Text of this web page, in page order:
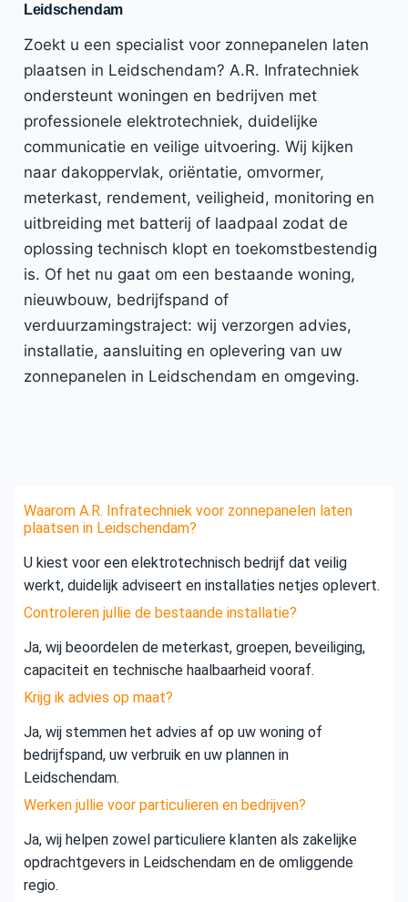
Leidschendam
Zoekt u een specialist voor zonnepanelen laten
plaatsen in Leidschendam? A.R. Infratechniek
ondersteunt woningen en bedrijven met
professionele elektrotechniek, duidelijke
communicatie en veilige uitvoering. Wij kijken
naar dakoppervlak, oriëntatie, omvormer,
meterkast, rendement, veiligheid, monitoring en
uitbreiding met batterij of laadpaal zodat de
oplossing technisch klopt en toekomstbestendig
is. Of het nu gaat om een bestaande woning,
nieuwbouw, bedrijfspand of
verduurzamingstraject: wij verzorgen advies,
installatie, aansluiting en oplevering van uw
zonnepanelen in Leidschendam en omgeving.
Waarom A.R. Infratechniek voor zonnepanelen laten
plaatsen in Leidschendam?
U kiest voor een elektrotechnisch bedrijf dat veilig
werkt, duidelijk adviseert en installaties netjes oplevert.
Controleren jullie de bestaande installatie?
Ja, wij beoordelen de meterkast, groepen, beveiliging,
capaciteit en technische haalbaarheid vooraf.
Krijg ik advies op maat?
Ja, wij stemmen het advies af op uw woning of
bedrijfspand, uw verbruik en uw plannen in
Leidschendam.
Werken jullie voor particulieren en bedrijven?
Ja, wij helpen zowel particuliere klanten als zakelijke
opdrachtgevers in Leidschendam en de omliggende
regio.